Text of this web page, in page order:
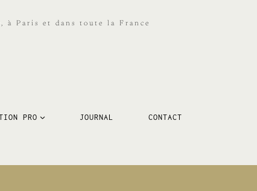
à Paris et dans toute la France
PRO JOURNAL CONTACT